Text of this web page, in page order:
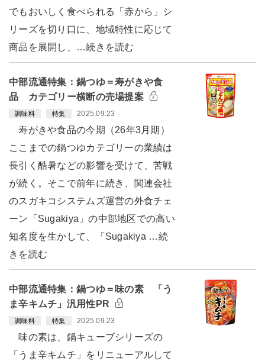
でもおいしく食べられる「赤から」シ
リーズを切り口に、地域特性に応じて
商品を展開し、…続きを読む
中部流通特集：鍋つゆ＝寿がきや食
品 カテゴリー横断の売場提案
調味料 特集 2025.09.23
寿がきや食品の今期（26年3月期）
ここまでの鍋つゆカテゴリーの業績は
長引く酷暑などの影響を受けて、苦戦
が続く。そこで前年に続き、関連会社
のスガキコシステムズ運営の外食チェ
ーン「Sugakiya」の中部地区での高い
知名度を生かして、「Sugakiya …続
きを読む
中部流通特集：鍋つゆ＝味の素 「う
ま辛キムチ」汎用性PR
調味料 特集 2025.09.23
味の素は、鍋キューブシリーズの
「うま辛キムチ」をリニューアルして